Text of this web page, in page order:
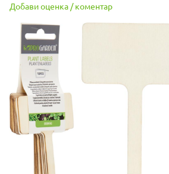
Добави оценка / коментар